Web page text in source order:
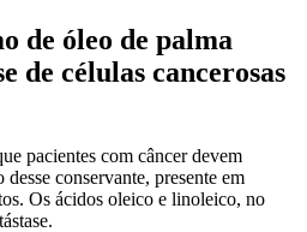
de óleo de palma
de células cancerosas
pacientes com câncer devem
conservante, presente em
Os ácidos oleico e linoleico, no